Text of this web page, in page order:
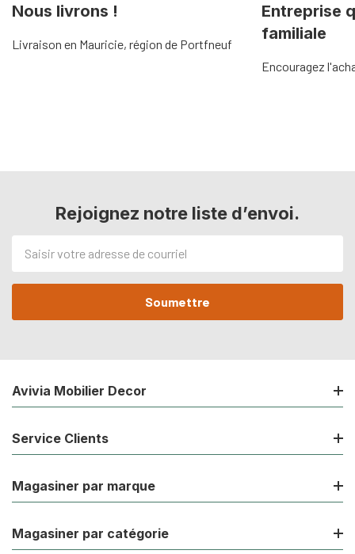
Nous livrons !
Livraison en Mauricie, région de Portfneuf
Entreprise
familiale
Encouragez
Rejoignez notre liste d’envoi.
de
courriel
Avivia Mobilier Decor
Service Clients
Magasiner par marque
Magasiner par catégorie